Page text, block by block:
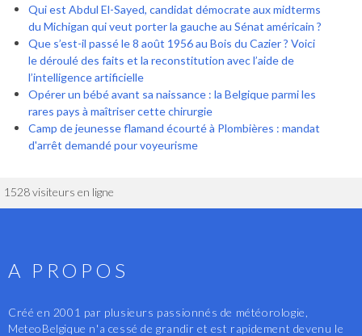
Qui est Abdul El-Sayed, candidat démocrate aux midterms
du Michigan qui veut porter la gauche au Sénat américain ?
Que s’est-il passé le 8 août 1956 au Bois du Cazier ? Voici
le déroulé des faits et la reconstitution avec l’aide de
l’intelligence artificielle
Opérer un bébé avant sa naissance : la Belgique parmi les
rares pays à maîtriser cette chirurgie
Camp de jeunesse flamand écourté à Plombières : mandat
d'arrêt demandé pour voyeurisme
1528 visiteurs en ligne
A PROPOS
Créé en 2001 par plusieurs passionnés de météorologie,
MeteoBelgique n'a cessé de grandir et est rapidement devenu le